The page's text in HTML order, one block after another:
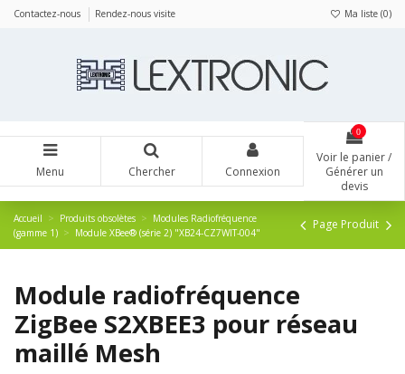
Contactez-nous Rendez-nous visite Ma liste (0)
Menu Chercher Connexion
0
Voir le panier /
Générer un
devis
Accueil Produits obsolètes
Modules Radiofréquence
(gamme 1)
Module XBee® (série 2) "XB24-CZ7WIT-004"
Page Produit
Module radiofréquence
ZigBee S2XBEE3 pour réseau
maillé Mesh
Panneau de gestion des cookies